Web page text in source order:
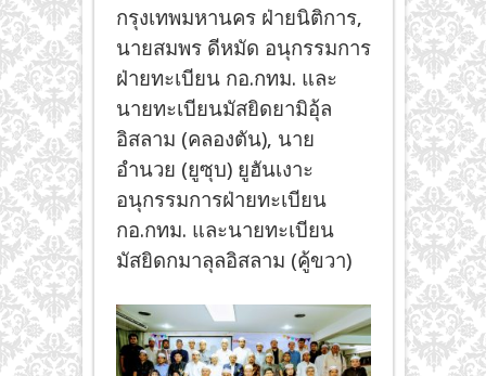
กรุงเทพมหานคร ฝ่ายนิติการ,
นายสมพร ดีหมัด อนุกรรมการ
ฝ่ายทะเบียน กอ.กทม. และ
นายทะเบียนมัสยิดยามิอุ้ล
อิสลาม (คลองตัน), นาย
อำนวย (ยูซุบ) ยูฮันเงาะ
อนุกรรมการฝ่ายทะเบียน
กอ.กทม. และนายทะเบียน
มัสยิดกมาลุลอิสลาม (คู้ขวา)